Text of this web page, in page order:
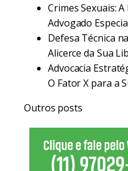
Crimes Sexuais:
Advogado
Defesa Técnica
Alicerce da Sua
Advocacia
O Fator X para a
Outros posts